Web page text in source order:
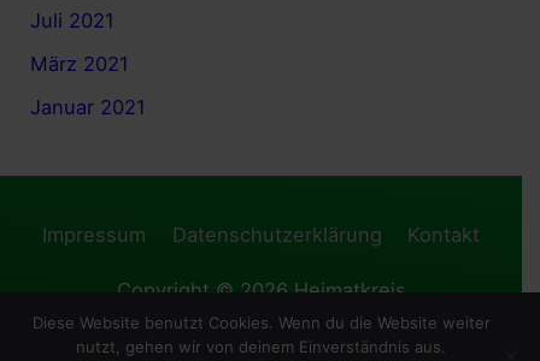
Juli 2021
März 2021
Januar 2021
Impressum Datenschutzerklärung Kontakt
Copyright © 2026 Heimatkreis
Hohenelbe/Riesengebirge e. V. | Präsentiert von
Diese Website benutzt Cookies. Wenn du die Website weiter
nutzt, gehen wir von deinem Einverständnis aus.